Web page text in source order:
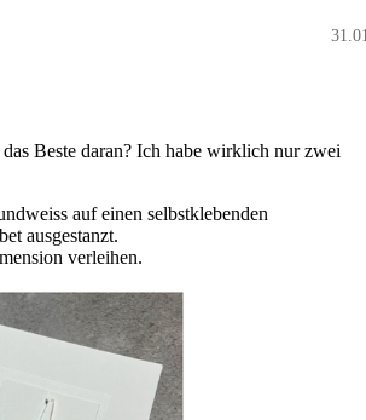
Beste daran? Ich habe wirklich nur zwei
auf einen selbstklebenden
ausgestanzt.
verleihen.